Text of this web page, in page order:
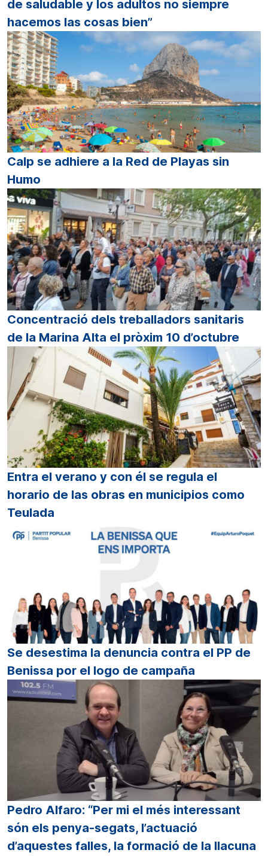
de saludable y los adultos no siempre
hacemos las cosas bien”
Calp se adhiere a la Red de Playas sin
Humo
Concentració dels treballadors sanitaris
de la Marina Alta el pròxim 10 d’octubre
Entra el verano y con él se regula el
horario de las obras en municipios como
Teulada
Se desestima la denuncia contra el PP de
Benissa por el logo de campaña
Pedro Alfaro: “Per mi el més interessant
són els penya-segats, l’actuació
d’aquestes falles, la formació de la llacuna